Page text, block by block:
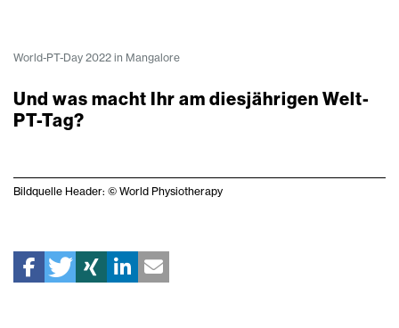
World-PT-Day 2022 in Mangalore
Und was macht Ihr am diesjährigen Welt-
PT-Tag?
Bildquelle Header: © World Physiotherapy